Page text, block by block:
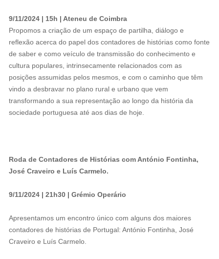
9/11/2024 | 15h | Ateneu de Coimbra
Propomos a criação de um espaço de partilha, diálogo e
reflexão acerca do papel dos contadores de histórias como fonte
de saber e como veículo de transmissão do conhecimento e
cultura populares, intrinsecamente relacionados com as
posições assumidas pelos mesmos, e com o caminho que têm
vindo a desbravar no plano rural e urbano que vem
transformando a sua representação ao longo da história da
sociedade portuguesa até aos dias de hoje.
Roda de Contadores de Histórias com António Fontinha,
José Craveiro e Luís Carmelo.
9/11/2024 | 21h30 | Grémio Operário
Apresentamos um encontro único com alguns dos maiores
contadores de histórias de Portugal: António Fontinha, José
Craveiro e Luís Carmelo.